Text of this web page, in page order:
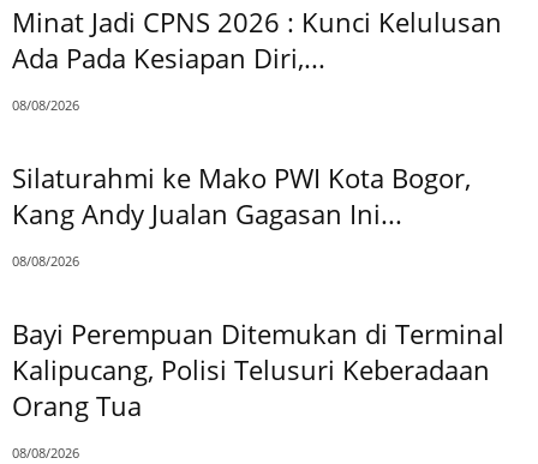
Minat Jadi CPNS 2026 : Kunci Kelulusan
Ada Pada Kesiapan Diri,...
08/08/2026
Silaturahmi ke Mako PWI Kota Bogor,
Kang Andy Jualan Gagasan Ini...
08/08/2026
Bayi Perempuan Ditemukan di Terminal
Kalipucang, Polisi Telusuri Keberadaan
Orang Tua
08/08/2026